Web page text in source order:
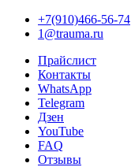
+7(910)466-56-74
1@trauma.ru
Прайслист
Контакты
WhatsApp
Telegram
Дзен
YouTube
FAQ
Отзывы